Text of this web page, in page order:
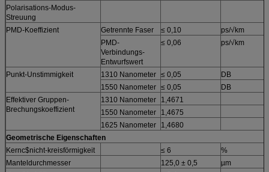
Polarisations-Modus-
Streuung
PMD-Koeffizient
Getrennte Faser ≤ 0,10
ps/√km
PMD-
Verbindungs-
Entwurfswert
≤ 0,06 ps/√km
Punkt-Unstimmigkeit 1310 Nanometer ≤ 0,05
DB
1550 Nanometer ≤ 0,05
DB
Effektiver Gruppen-
Brechungskoeffizient
1310 Nanometer
1,4671
1550 Nanometer
1,4675
1625 Nanometer
1,4680
Geometrische Eigenschaften
Kernc$nicht-kreisförmigkeit
≤ 6
%
Manteldurchmesser
125,0 ± 0,5
µm